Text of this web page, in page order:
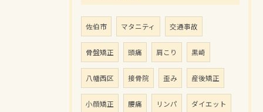
佐伯市 マタニティ 交通事故
骨盤矯正 頭痛 肩こり 黒崎
八幡西区 接骨院 歪み 産後矯正
小顔矯正 腰痛 リンパ ダイエット